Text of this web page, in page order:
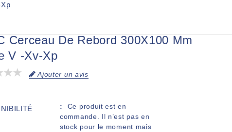
Cerceau De Rebord 300X100 Mm
V -Xv-Xp
Ajouter un avis
Ce produit est en
commande. Il n’est pas en
stock pour le moment mais